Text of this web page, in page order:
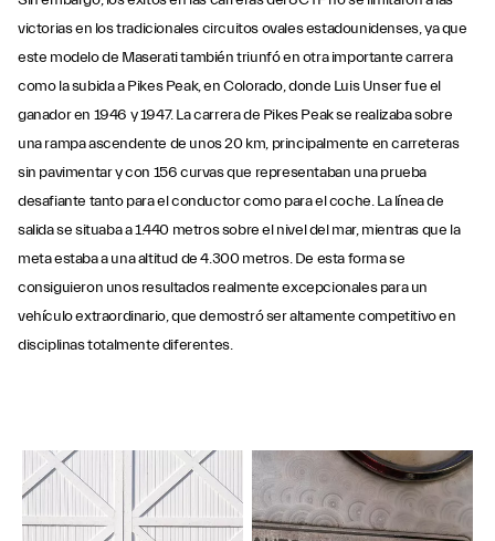
victorias en los tradicionales circuitos ovales estadounidenses, ya que
este modelo de Maserati también triunfó en otra importante carrera
como la subida a Pikes Peak, en Colorado, donde Luis Unser fue el
ganador en 1946 y 1947. La carrera de Pikes Peak se realizaba sobre
una rampa ascendente de unos 20 km, principalmente en carreteras
sin pavimentar y con 156 curvas que representaban una prueba
desafiante tanto para el conductor como para el coche. La línea de
salida se situaba a 1.440 metros sobre el nivel del mar, mientras que la
meta estaba a una altitud de 4.300 metros. De esta forma se
consiguieron unos resultados realmente excepcionales para un
vehículo extraordinario, que demostró ser altamente competitivo en
disciplinas totalmente diferentes.